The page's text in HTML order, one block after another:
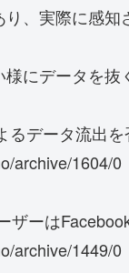
、実際に感
にデータを
るデータ流出
archive/1604/0
ザーは
archive/1449/0